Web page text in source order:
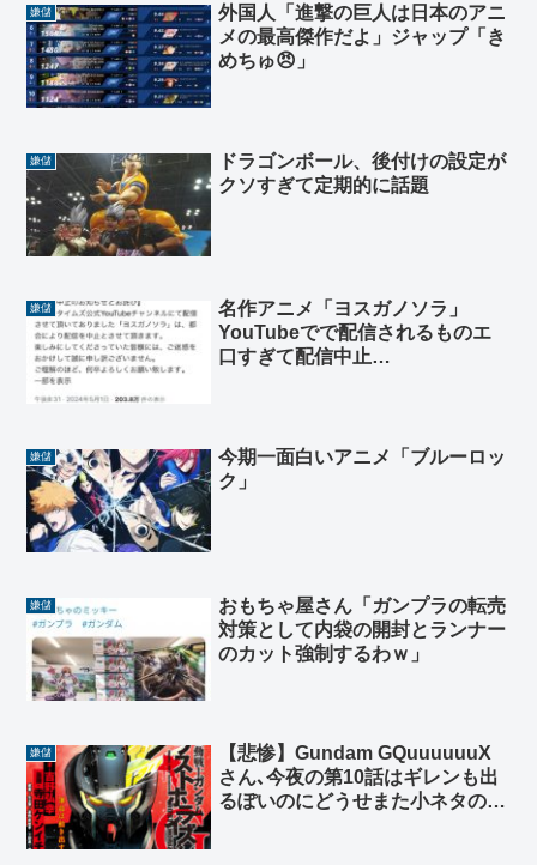
嫌儲
外国人「進撃の巨人は日本のアニ
メの最高傑作だよ」ジャップ「き
めちゅ😠」
嫌儲
ドラゴンボール、後付けの設定が
クソすぎて定期的に話題
嫌儲
名作アニメ「ヨスガノソラ」
YouTubeでで配信されるものエ
口すぎて配信中止
嫌儲
今期一面白いアニメ「ブルーロッ
ク」
嫌儲
おもちゃ屋さん「ガンプラの転売
対策として内袋の開封とランナー
のカット強制するわｗ」
嫌儲
【悲惨】Gundam GQuuuuuuX
さん､今夜の第10話はギレンも出
るぽいのにどうせまた小ネタの方